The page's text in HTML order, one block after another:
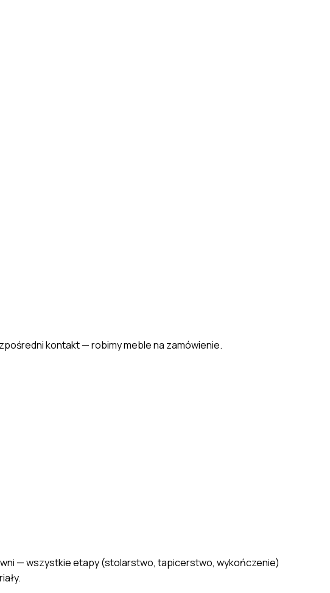
kontakt — robimy meble na zamówienie.
— wszystkie etapy (stolarstwo, tapicerstwo, wykończenie)